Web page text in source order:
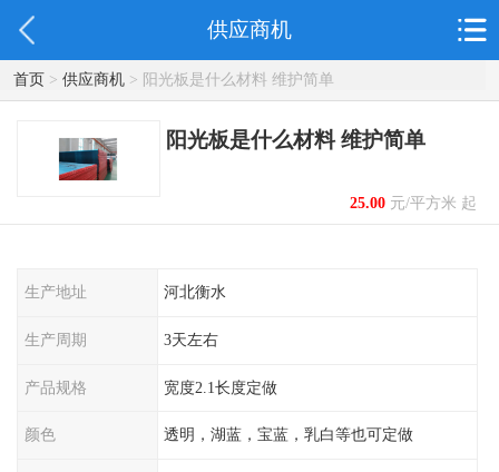
供应商机
首页> 供应商机> 阳光板是什么材料 维护简单
阳光板是什么材料 维护简单
25.00元/平方米 起
生产地址 河北衡水
生产周期 3天左右
产品规格 宽度2.1长度定做
颜色 透明，湖蓝，宝蓝，乳白等也可定做